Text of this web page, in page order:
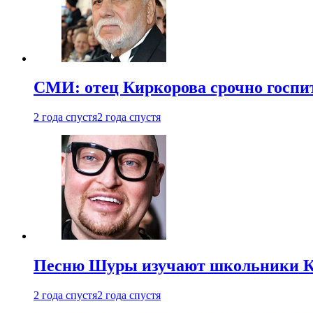
СМИ: отец Киркорова срочно
2 года спустя2 года спустя
Песню Шуры изучают школьники
2 года спустя2 года спустя